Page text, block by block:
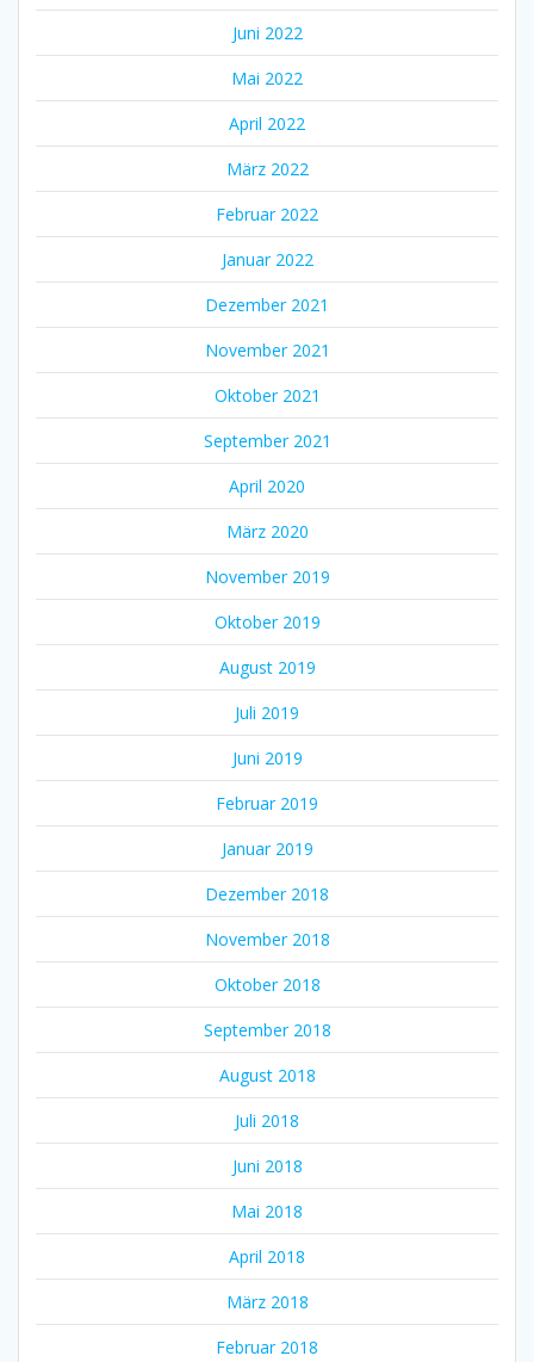
Juni 2022
Mai 2022
April 2022
März 2022
Februar 2022
Januar 2022
Dezember 2021
November 2021
Oktober 2021
September 2021
April 2020
März 2020
November 2019
Oktober 2019
August 2019
Juli 2019
Juni 2019
Februar 2019
Januar 2019
Dezember 2018
November 2018
Oktober 2018
September 2018
August 2018
Juli 2018
Juni 2018
Mai 2018
April 2018
März 2018
Februar 2018